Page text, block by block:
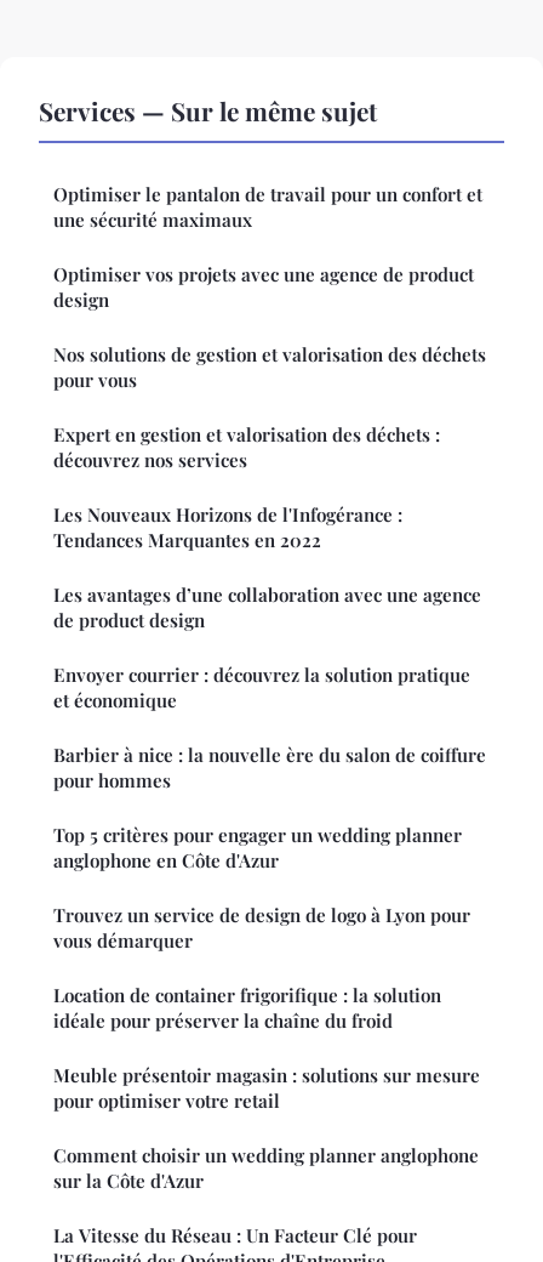
Services — Sur le même sujet
Optimiser le pantalon de travail pour un confort et
une sécurité maximaux
Optimiser vos projets avec une agence de product
design
Nos solutions de gestion et valorisation des déchets
pour vous
Expert en gestion et valorisation des déchets :
découvrez nos services
Les Nouveaux Horizons de l'Infogérance :
Tendances Marquantes en 2022
Les avantages d’une collaboration avec une agence
de product design
Envoyer courrier : découvrez la solution pratique
et économique
Barbier à nice : la nouvelle ère du salon de coiffure
pour hommes
Top 5 critères pour engager un wedding planner
anglophone en Côte d'Azur
Trouvez un service de design de logo à Lyon pour
vous démarquer
Location de container frigorifique : la solution
idéale pour préserver la chaîne du froid
Meuble présentoir magasin : solutions sur mesure
pour optimiser votre retail
Comment choisir un wedding planner anglophone
sur la Côte d'Azur
La Vitesse du Réseau : Un Facteur Clé pour